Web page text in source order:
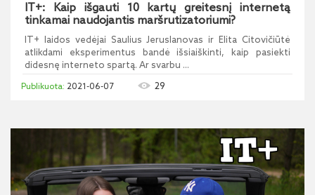
IT+: Kaip išgauti 10 kartų greitesnį internetą
tinkamai naudojantis maršrutizatoriumi?
IT+ laidos vedėjai Saulius Jeruslanovas ir Elita Citovičiūtė
atlikdami eksperimentus bandė išsiaiškinti, kaip pasiekti
didesnę interneto spartą. Ar svarbu ...
2021-06-07 29